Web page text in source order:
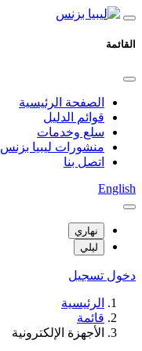
القائمة
الصفحة الرئيسية
قوائم الدليل
سلع وخدمات
منشورات ليبيا بزنس
اتصل بنا
English
نهاري
ليلي
دخول تسجيل
الرئيسية
قائمة
الأجهزة الإلكترونية